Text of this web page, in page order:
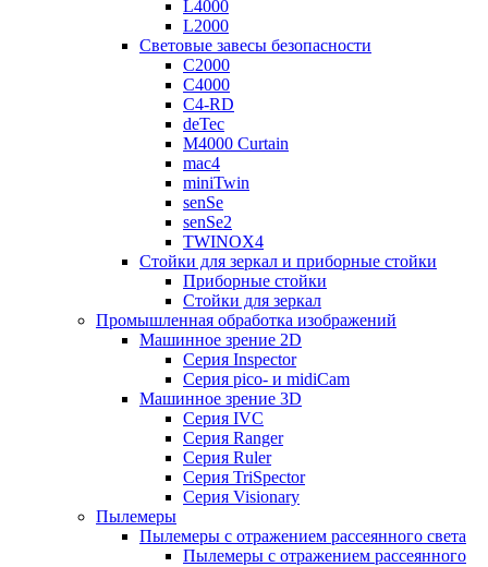
L4000
L2000
Световые завесы безопасности
C2000
C4000
C4-RD
deTec
M4000 Curtain
mac4
miniTwin
senSe
senSe2
TWINOX4
Стойки для зеркал и приборные стойки
Приборные стойки
Стойки для зеркал
Промышленная обработка изображений
Машинное зрение 2D
Серия Inspector
Серия pico- и midiCam
Машинное зрение 3D
Серия IVC
Серия Ranger
Серия Ruler
Серия TriSpector
Серия Visionary
Пылемеры
Пылемеры с отражением рассеянного света
Пылемеры с отражением рассеянного